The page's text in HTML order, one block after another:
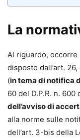
La
Al riguardo,
disposto dall’art.
(in tema di notifica
60 del D.P.R. n. 600
dell’avviso di
alla norme sulle
dell’art. 3-bis della